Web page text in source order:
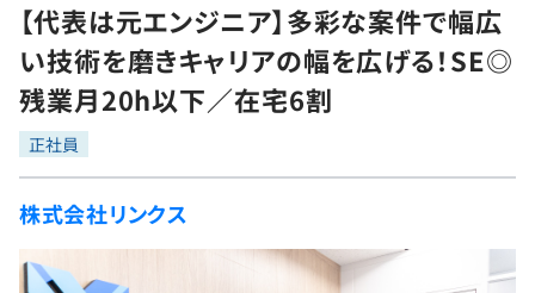
転職成功ガイド
転職エージェント
インタビュー
転職成功ガイド
求人検索
本選考
インターン
新卒エージェント
イベント・セミナー
学習
問題集
4択課題
ナレッジ
プログラミング言語
ゲーム・マンガ
Tech Team Journal
paizaとは？
【代表は元エンジニア】多彩な案件で幅広
い技術を磨きキャリアの幅を広げる！SE◎
残業月20h以下／在宅6割
正社員
株式会社リンクス